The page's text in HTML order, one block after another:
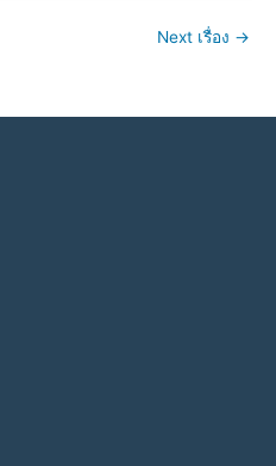
Next เรื่อง →